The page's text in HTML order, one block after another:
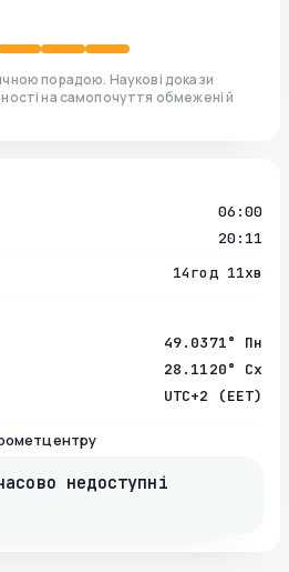
порадою. Наукові докази
на самопочуття обмежені й
06:00
20:11
14год 11хв
49.0371° Пн
28.1120° Сх
UTC+2 (EET)
недоступні